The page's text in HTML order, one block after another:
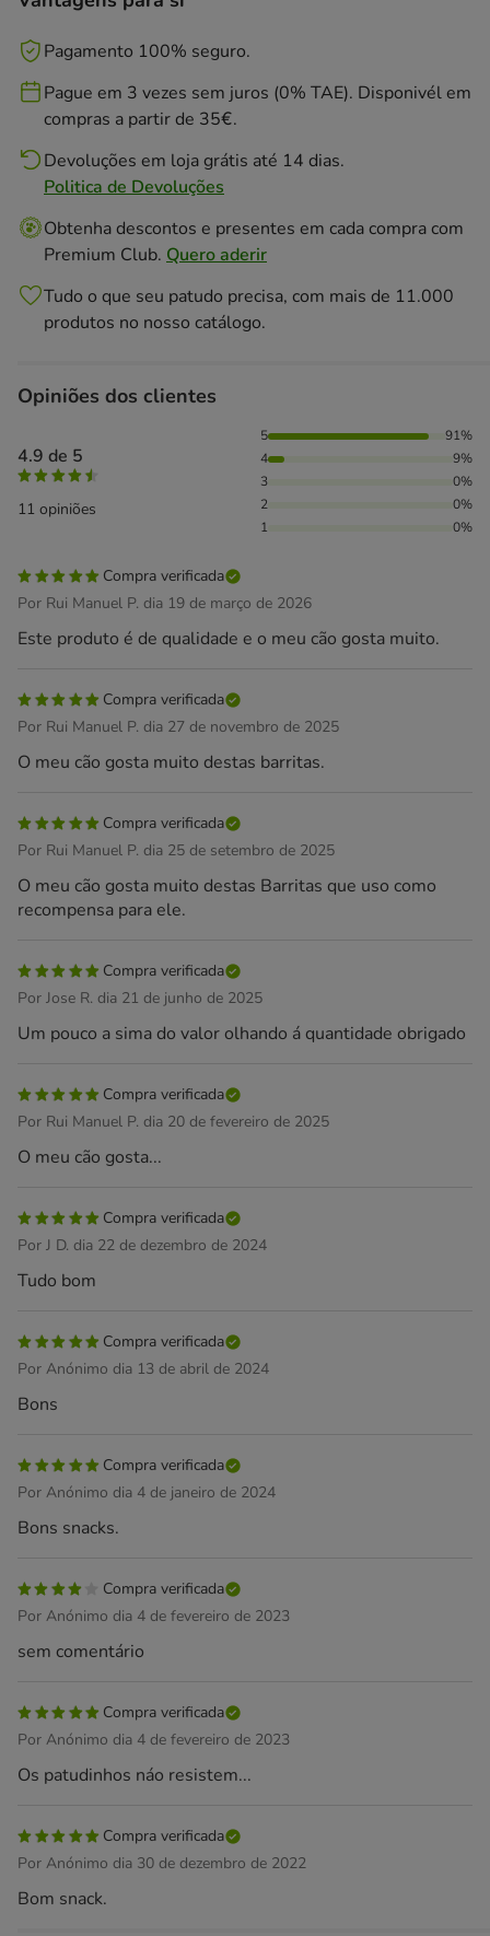
Pagamento 100% seguro.
Pague em 3 vezes sem juros (0% TAE). Disponivél em
compras a partir de 35€.
Devoluções em loja grátis até 14 dias.
Politica de Devoluções
Obtenha descontos e presentes em cada compra com
Premium Club. Quero aderir
Tudo o que seu patudo precisa, com mais de 11.000
produtos no nosso catálogo.
Opiniões dos clientes
4.9 de 5
11 opiniões
91% das pessoas avaliaram com 5 estrelas, 9% das
5
91%
4
9%
3
0%
2
0%
1
0%
Compra verificada
Por Rui Manuel P. dia 19 de março de 2026
Este produto é de qualidade e o meu cão gosta muito.
Compra verificada
Por Rui Manuel P. dia 27 de novembro de 2025
O meu cão gosta muito destas barritas.
Compra verificada
Por Rui Manuel P. dia 25 de setembro de 2025
O meu cão gosta muito destas Barritas que uso como
recompensa para ele.
Compra verificada
Por Jose R. dia 21 de junho de 2025
Um pouco a sima do valor olhando á quantidade obrigado
Compra verificada
Por Rui Manuel P. dia 20 de fevereiro de 2025
O meu cão gosta...
Compra verificada
Por J D. dia 22 de dezembro de 2024
Tudo bom
Compra verificada
Por Anónimo dia 13 de abril de 2024
Bons
Compra verificada
Por Anónimo dia 4 de janeiro de 2024
Bons snacks.
Compra verificada
Por Anónimo dia 4 de fevereiro de 2023
sem comentário
Compra verificada
Por Anónimo dia 4 de fevereiro de 2023
Os patudinhos náo resistem...
Compra verificada
Por Anónimo dia 30 de dezembro de 2022
Bom snack.